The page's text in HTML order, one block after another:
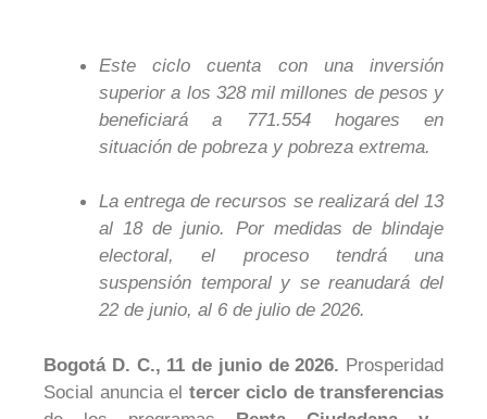
Este ciclo cuenta con una inversión
superior a los 328 mil millones de pesos y
beneficiará a 771.554 hogares en
situación de pobreza y pobreza extrema.
La entrega de recursos se realizará del 13
al 18 de junio. Por medidas de blindaje
electoral, el proceso tendrá una
suspensión temporal y se reanudará del
22 de junio, al 6 de julio de 2026.
Bogotá D. C., 11 de junio de 2026. Prosperidad
Social anuncia el tercer ciclo de transferencias